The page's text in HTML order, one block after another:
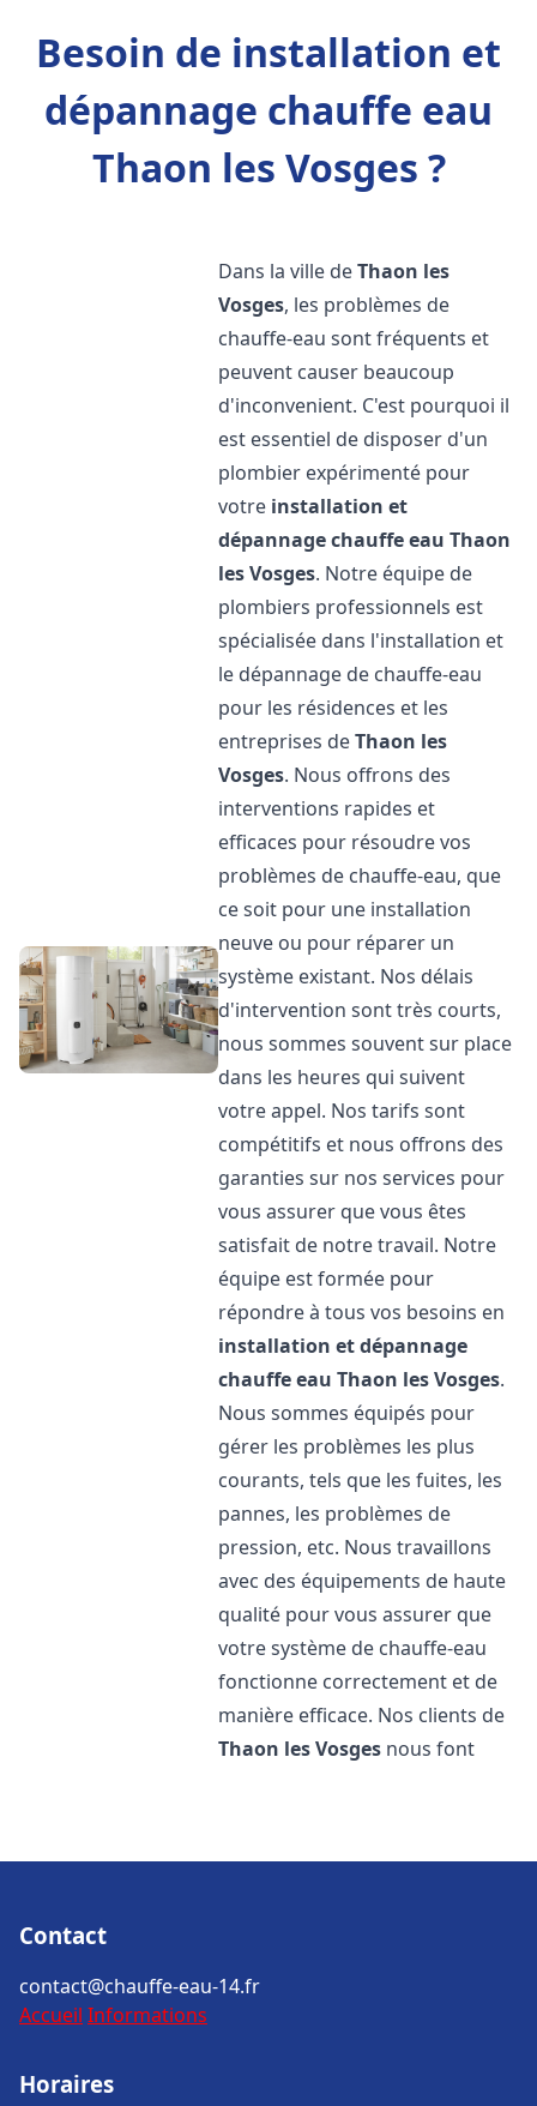
Besoin de installation et
dépannage chauffe eau
Thaon les Vosges ?
Dans la ville deThaon les
Vosges, les problèmes de
chauffe-eau sont fréquents et
peuvent causer beaucoup
d'inconvenient. C'est pourquoi il
est essentiel de disposer d'un
plombier expérimenté pour
votre installation et
dépannage chauffe eau Thaon
les Vosges. Notre équipe de
plombiers professionnels est
spécialisée dans l'installation et
le dépannage de chauffe-eau
pour les résidences et les
entreprises deThaon les
Vosges. Nous offrons des
interventions rapides et
efficaces pour résoudre vos
problèmes de chauffe-eau, que
ce soit pour une installation
neuve ou pour réparer un
système existant. Nos délais
d'intervention sont très courts,
nous sommes souvent sur place
dans les heures qui suivent
votre appel. Nos tarifs sont
compétitifs et nous offrons des
garanties sur nos services pour
vous assurer que vous êtes
satisfait de notre travail. Notre
équipe est formée pour
répondre à tous vos besoins en
installation et dépannage
chauffe eau Thaon les Vosges.
Nous sommes équipés pour
gérer les problèmes les plus
courants, tels que les fuites, les
pannes, les problèmes de
pression, etc. Nous travaillons
avec des équipements de haute
qualité pour vous assurer que
votre système de chauffe-eau
fonctionne correctement et de
manière efficace. Nos clients de
Thaon les Vosges nous font
Contact
contact@chauffe-eau-14.fr
Accueil Informations
Horaires